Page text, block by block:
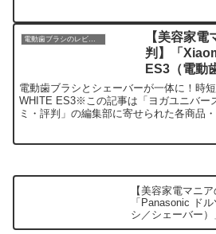
電動歯ブラシのレビュー
【美容家
判】「
ES3（電動
ー）」を実
想
電動歯ブラシとシェーバーが一体に！時
WHITE ES3※この記事は「ヨガユニバー
ミ・評判」の編集部に寄せられた各商品
【美容家電マニ
「Panasonic ド
シ／シェーバー
直感想